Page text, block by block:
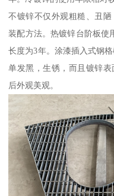
不镀锌不仅外观粗糙、丑
装配方法。热镀锌台阶板使
长度为3年。涂漆插入式钢
单发黑，生锈，而且镀锌
后外观美观。